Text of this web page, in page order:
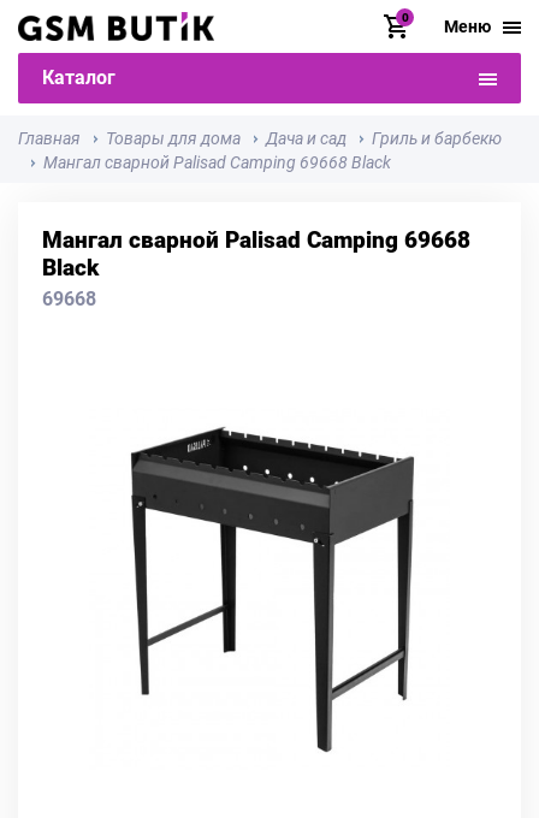
0 Меню
Каталог
Главная Товары для дома Дача и сад
Гриль и барбекю
Мангал сварной Palisad Camping 69668 Black
Мангал сварной Palisad Camping 69668
Black
69668